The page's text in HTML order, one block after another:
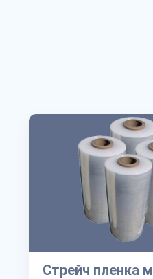
Стрейч пленка